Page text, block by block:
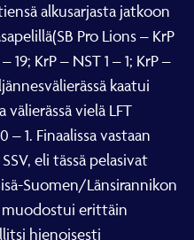
alkusarjasta jatkoon
Pro Lions – KrP
19; KrP – NST 1 – 1; KrP –
kaatui
välierässä vielä LFT
1. Finaalissa vastaan
eli tässä pelasivat
Suomen/Länsirannikon
erittäin
hienoisesti